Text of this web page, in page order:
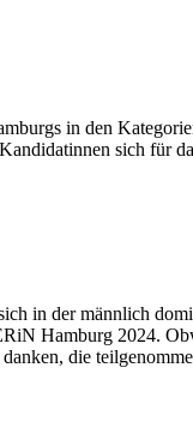
in den
sich für
in der männlich
Hamburg 2024.
die